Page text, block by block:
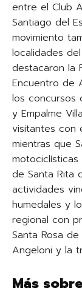
entre el Club
Santiago del
movimiento
localidades
destacaron la
Encuentro de
los concursos
y Empalme
visitantes con
mientras que
de Santa Rita
actividades
humedales y
regional con
Santa Rosa
Angeloni y la
Más